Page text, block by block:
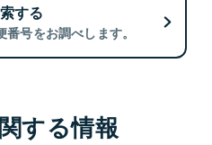
する
号をお調べします。
する情報